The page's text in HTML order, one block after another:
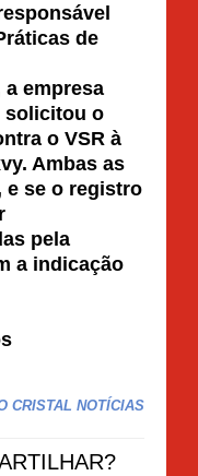
de
a empresa
solicitou o
o VSR à
Ambas as
e se o registro
pela
a indicação
CRISTAL NOTÍCIAS